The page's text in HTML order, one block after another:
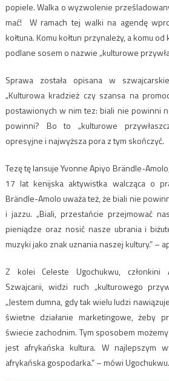
popiele. Walka o wyzwolenie
mać! W ramach tej walki na agendę
kołtuna. Komu kołtun przynależy, a komu
podlane sosem o nazwie „kulturowe
Sprawa została opisana w
„Kulturowa kradzież czy szansa na
postawionych w nim tez: biali nie powinni
powinni? Bo to „kulturowe
opresyjne i najwyższa pora z tym skończyć.
Tezę tę lansuje Yvonne Apiyo Brändle-
17 lat kenijska aktywistka walcząca o
Brändle-Amolo uważa też, że biali nie
i jazzu. „Biali, przestańcie przejmować
pieniądze oraz nosić nasze ubrania i
muzyki jako znak uznania naszej kultury.” –
Z kolei Celeste Ugochukwu, członkini
Szwajcarii, widzi ruch „kulturowego
„Jestem dumna, gdy tak wielu ludzi
świetne działanie marketingowe, żeby
świecie zachodnim. Tym sposobem
jest afrykańska kultura. W najlepszym
afrykańska gospodarka.” – mówi Ugochukwu.